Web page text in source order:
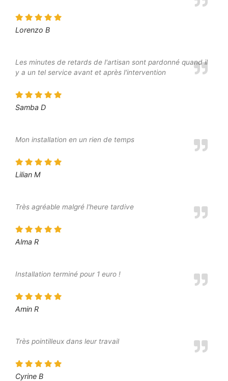
Lorenzo B
Les minutes de retards de l'artisan sont pardonné quand il
y a un tel service avant et après l'intervention
Samba D
Mon installation en un rien de temps
Lilian M
Très agréable malgré l'heure tardive
Alma R
Installation terminé pour 1 euro !
Amin R
Très pointilleux dans leur travail
Cyrine B